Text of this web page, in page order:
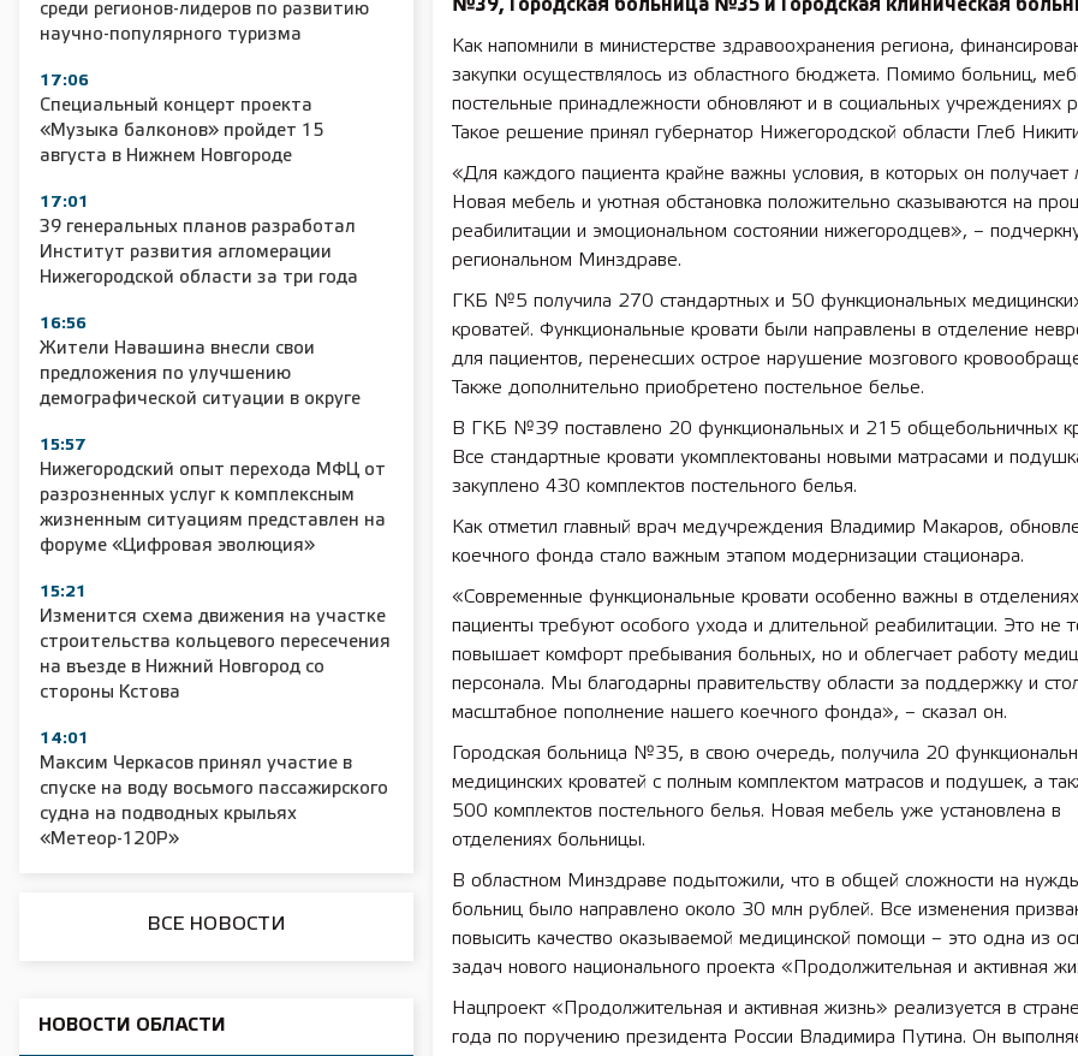
среди регионов-лидеров по развитию
научно-популярного туризма
17:06
Специальный концерт проекта
«Музыка балконов» пройдет 15
августа в Нижнем Новгороде
17:01
39 генеральных планов разработал
Институт развития агломерации
Нижегородской области за три года
16:56
Жители Навашина внесли свои
предложения по улучшению
демографической ситуации в округе
15:57
Нижегородский опыт перехода МФЦ от
разрозненных услуг к комплексным
жизненным ситуациям представлен на
форуме «Цифровая эволюция»
15:21
Изменится схема движения на участке
строительства кольцевого пересечения
на въезде в Нижний Новгород со
стороны Кстова
14:01
Максим Черкасов принял участие в
спуске на воду восьмого пассажирского
судна на подводных крыльях
«Метеор-120Р»
ВСЕ НОВОСТИ
НОВОСТИ ОБЛАСТИ
№39, Городская больница №35 и Городская клиническая
Как напомнили в министерстве здравоохранения региона,
закупки осуществлялось из областного бюджета. Помимо больниц,
постельные принадлежности обновляют и в социальных учреждениях
Такое решение принял губернатор Нижегородской области Глеб
«Для каждого пациента крайне важны условия, в которых он получает
Новая мебель и уютная обстановка положительно сказываются на
реабилитации и эмоциональном состоянии нижегородцев», –
региональном Минздраве.
ГКБ №5 получила 270 стандартных и 50 функциональных
кроватей. Функциональные кровати были направлены в отделение
для пациентов, перенесших острое нарушение мозгового
Также дополнительно приобретено постельное белье.
В ГКБ №39 поставлено 20 функциональных и 215 общебольничных
Все стандартные кровати укомплектованы новыми матрасами и
закуплено 430 комплектов постельного белья.
Как отметил главный врач медучреждения Владимир Макаров,
коечного фонда стало важным этапом модернизации стационара.
«Современные функциональные кровати особенно важны в
пациенты требуют особого ухода и длительной реабилитации. Это не
повышает комфорт пребывания больных, но и облегчает работу
персонала. Мы благодарны правительству области за поддержку и
масштабное пополнение нашего коечного фонда», – сказал он.
Городская больница №35, в свою очередь, получила 20
медицинских кроватей с полным комплектом матрасов и подушек, а
500 комплектов постельного белья. Новая мебель уже установлена в
отделениях больницы.
В областном Минздраве подытожили, что в общей сложности на
больниц было направлено около 30 млн рублей. Все изменения
повысить качество оказываемой медицинской помощи – это одна из
задач нового национального проекта «Продолжительная и активная
Нацпроект «Продолжительная и активная жизнь» реализуется в
года по поручению президента России Владимира Путина. Он
11 01 Сельское хозяйство 2025 2025 11 01 55 лет СОШ №2
2025 11 01 Земли
сельскохозяйственного